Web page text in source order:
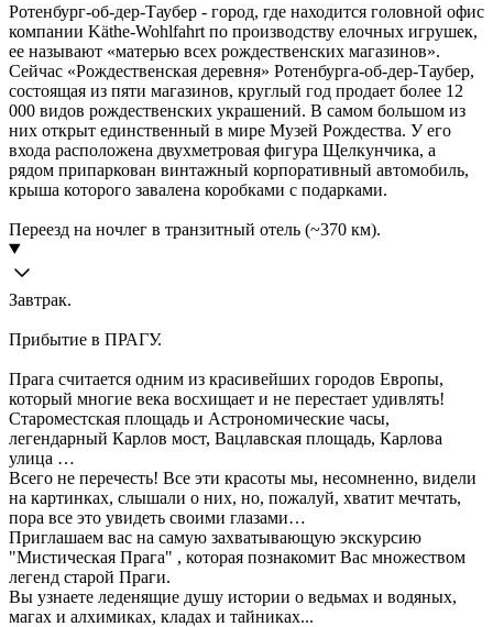
Ротенбург-об-дер-Таубер - город, где находится головной офис
компании Käthe-Wohlfahrt по производству елочных игрушек,
ее называют «матерью всех рождественских магазинов».
Сейчас «Рождественская деревня» Ротенбурга-об-дер-Таубер,
состоящая из пяти магазинов, круглый год продает более 12
000 видов рождественских украшений. В самом большом из
них открыт единственный в мире Музей Рождества. У его
входа расположена двухметровая фигура Щелкунчика, а
рядом припаркован винтажный корпоративный автомобиль,
крыша которого завалена коробками с подарками.
Переезд на ночлег в транзитный отель (~370 км).
Завтрак.
Прибытие в ПРАГУ.
Прага считается одним из красивейших городов Европы,
который многие века восхищает и не перестает удивлять!
Староместская площадь и Астрономические часы,
легендарный Карлов мост, Вацлавская площадь, Карлова
улица …
Всего не перечесть! Все эти красоты мы, несомненно, видели
на картинках, слышали о них, но, пожалуй, хватит мечтать,
пора все это увидеть своими глазами…
Приглашаем вас на самую захватывающую экскурсию
"Мистическая Прага" , которая познакомит Вас множеством
легенд старой Праги.
Вы узнаете леденящие душу истории о ведьмах и водяных,
магах и алхимиках, кладах и тайниках...